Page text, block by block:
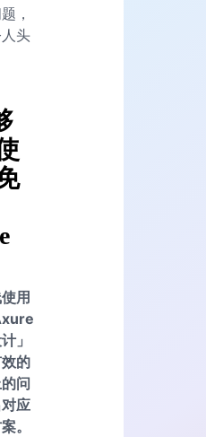
，
头
用
」
的
问
应
。